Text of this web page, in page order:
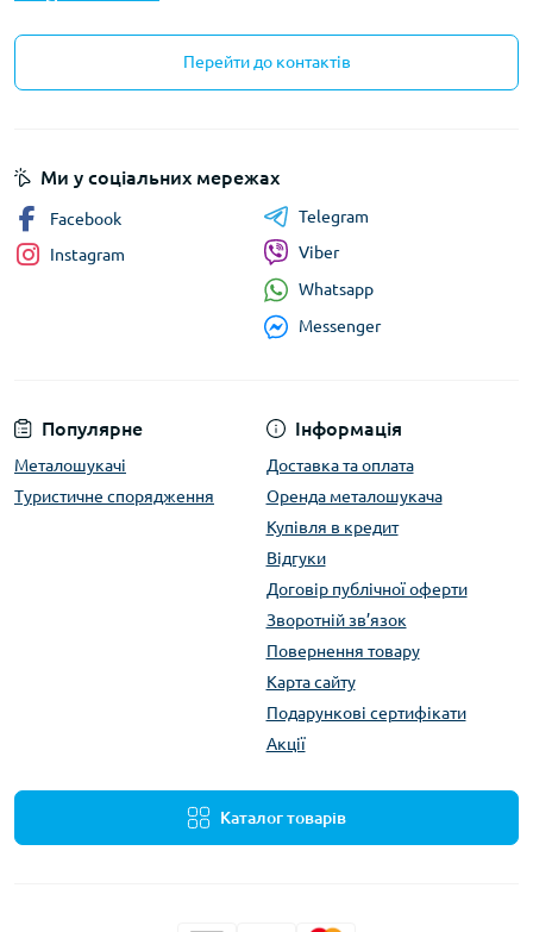
Перейти до контактів
Популярне
Металошукачі
Туристичне спорядження
Інформація
Доставка та оплата
Оренда металошукача
Купівля в кредит
Відгуки
Договір публічної оферти
Зворотній зв’язок
Повернення товару
Карта сайту
Подарункові сертифікати
Акції
Каталог товарів
Ми у соціальних мережах
Facebook
Instagram
Telegram
Viber
Whatsapp
Messenger